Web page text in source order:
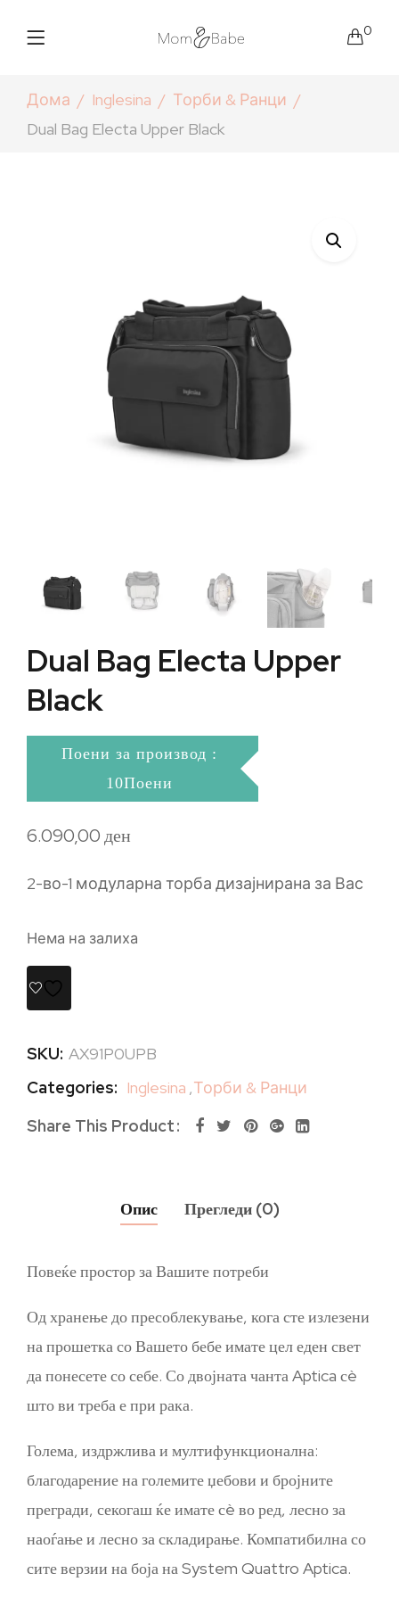
0
Дома Inglesina
Торби & Ранци
Dual Bag Electa Upper Black
Dual Bag Electa Upper
Black
Поени за производ :
10Поени
6.090,00ден
2-во-1 модуларна торба дизајнирана за Вас
Нема на залиха
SKU: AX91P0UPB
Categories: Inglesina ,Торби & Ранци
Share This Product
Опис Прегледи (0)
Повеќе простор за Вашите потреби
Од хранење до пресоблекување, кога сте излезени
на прошетка со Вашето бебе имате цел еден свет
да понесете со себе. Со двојната чанта Aptica сè
што ви треба е при рака.
Голема, издржлива и мултифункционална:
благодарение на големите џебови и бројните
прегради, секогаш ќе имате сè во ред, лесно за
наоѓање и лесно за складирање. Компатибилна со
сите верзии на боја на System Quattro Aptica.